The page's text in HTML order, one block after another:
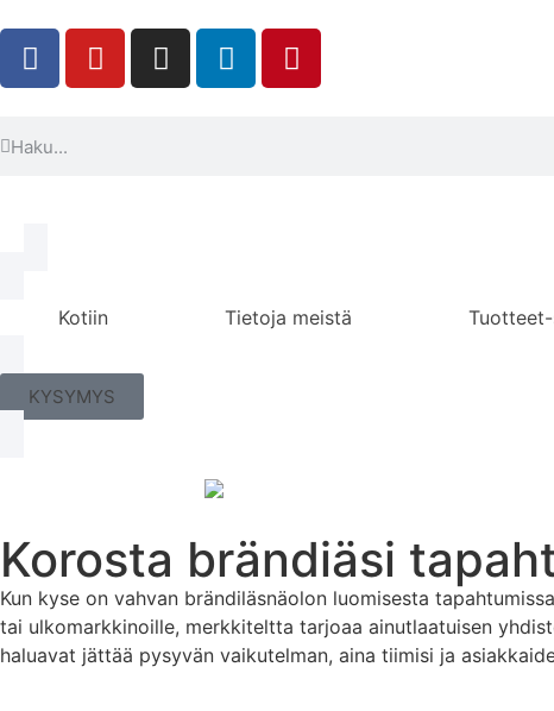
Kotiin Tietoja meistä
KYSYMYS
Korosta brändiäsi
Kun kyse on vahvan brändiläsnäolon luomisesta
tai ulkomarkkinoille, merkkiteltta tarjoaa ainutlaatuisen
haluavat jättää pysyvän vaikutelman, aina tiimisi ja